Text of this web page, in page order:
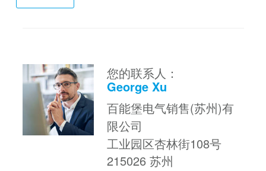
您的联系人：
George Xu
百能堡电气销售(苏州)有
限公司
工业园区杏林街108号
215026 苏州